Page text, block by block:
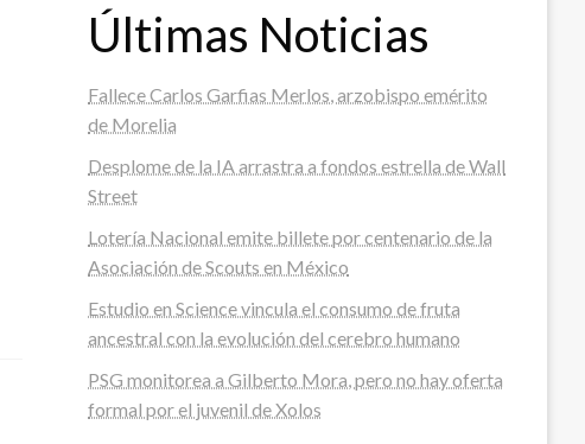
Últimas Noticias
Fallece Carlos Garfias Merlos, arzobispo emérito
de Morelia
Desplome de la IA arrastra a fondos estrella de Wall
Street
Lotería Nacional emite billete por centenario de la
Asociación de Scouts en México
Estudio en Science vincula el consumo de fruta
ancestral con la evolución del cerebro humano
PSG monitorea a Gilberto Mora, pero no hay oferta
formal por el juvenil de Xolos